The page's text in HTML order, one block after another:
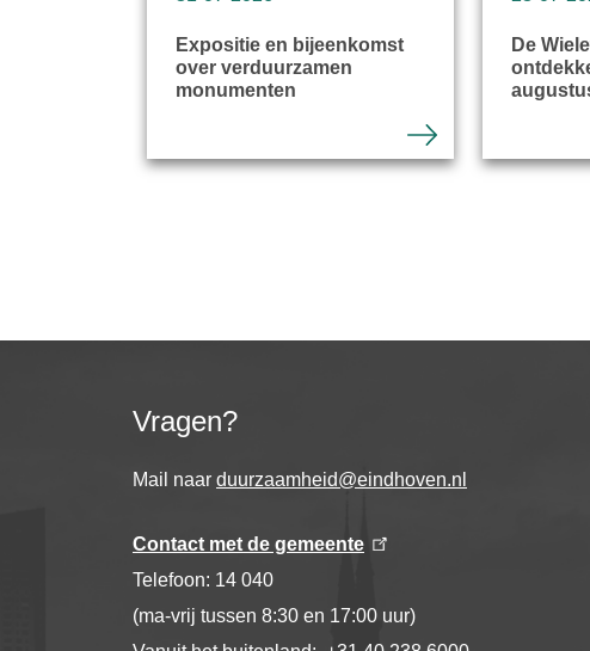
Expositie en bijeenkomst
over verduurzamen
monumenten
De
Vragen?
Mail naar duurzaamheid@eindhoven.nl
Contact met de gemeente
Telefoon: 14 040
(ma-vrij tussen 8:30 en 17:00 uur)